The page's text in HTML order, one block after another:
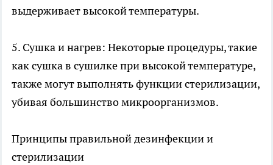
выдерживает высокой температуры.
5. Сушка и нагрев: Некоторые процедуры, такие
как сушка в сушилке при высокой температуре,
также могут выполнять функции стерилизации,
убивая большинство микроорганизмов.
Принципы правильной дезинфекции и
стерилизации